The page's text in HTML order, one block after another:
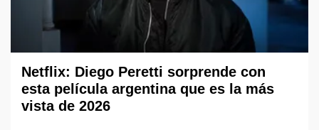
Netflix: Diego Peretti sorprende con
esta película argentina que es la más
vista de 2026